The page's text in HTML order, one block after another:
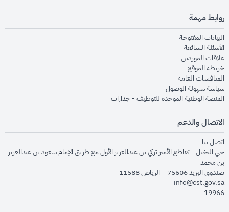
روابط مهمة
البيانات المفتوحةopens in new window
الأسئلة الشائعةopens in new window
علاقات الموردينopens in new window
خريطة الموقعopens in new window
المنافسات العامةopens in new window
سياسة سهولة الوصولopens in new window
المنصة الوطنية الموحدة للتوظيف - جداراتopens in new window
الاتصال والدعم
اتصل بنا
حي النخيل - تقاطع الأمير تركي بن عبدالعزيز الأول مع طريق الإمام سعود بن عبدالعزيز
بن محمد
صندوق البريد 75606 – الرياض 11588
info@cst.gov.sa
19966